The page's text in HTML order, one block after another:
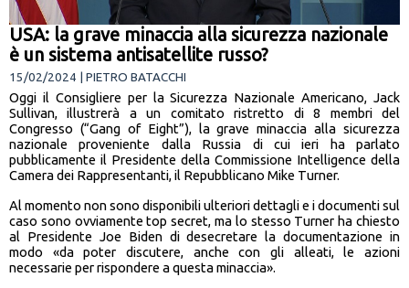
USA: la grave minaccia alla sicurezza nazionale
è un sistema antisatellite russo?
15/02/2024 | PIETRO BATACCHI
Oggi il Consigliere per la Sicurezza Nazionale Americano, Jack
Sullivan, illustrerà a un comitato ristretto di 8 membri del
Congresso (“Gang of Eight”), la grave minaccia alla sicurezza
nazionale proveniente dalla Russia di cui ieri ha parlato
pubblicamente il Presidente della Commissione Intelligence della
Camera dei Rappresentanti, il Repubblicano Mike Turner.
Al momento non sono disponibili ulteriori dettagli e i documenti sul
caso sono ovviamente top secret, ma lo stesso Turner ha chiesto
al Presidente Joe Biden di desecretare la documentazione in
modo «da poter discutere, anche con gli alleati, le azioni
necessarie per rispondere a questa minaccia».